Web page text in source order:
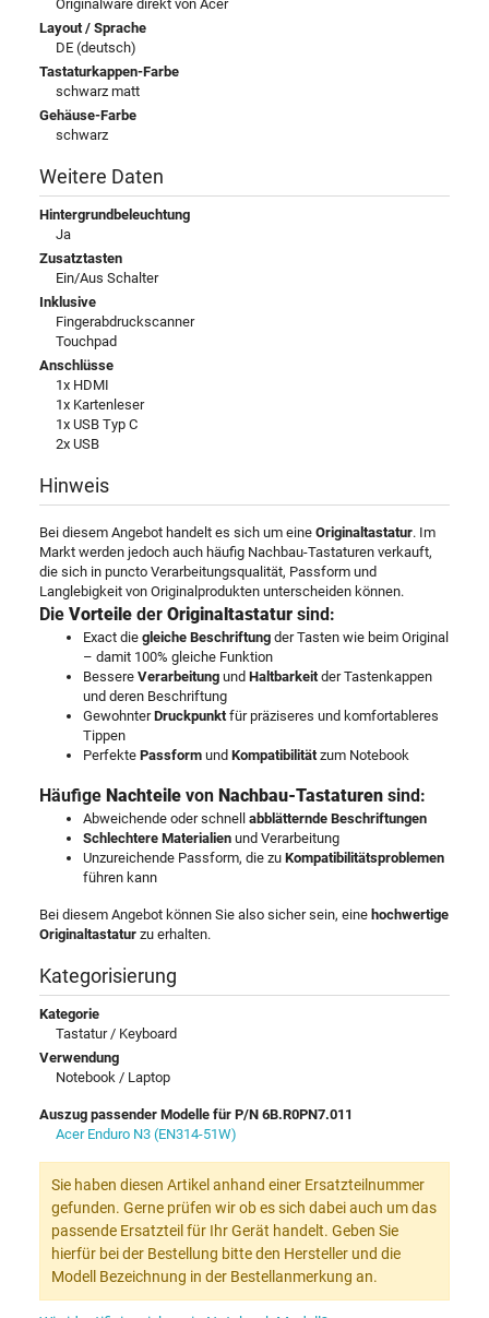
Originalware direkt von Acer
Layout / Sprache
DE (deutsch)
Tastaturkappen-Farbe
schwarz matt
Gehäuse-Farbe
schwarz
Weitere Daten
Hintergrundbeleuchtung
Ja
Zusatztasten
Ein/Aus Schalter
Inklusive
Fingerabdruckscanner
Touchpad
Anschlüsse
1x HDMI
1x Kartenleser
1x USB Typ C
2x USB
Hinweis
Bei diesem Angebot handelt es sich um eine Originaltastatur. Im
Markt werden jedoch auch häufig Nachbau-Tastaturen verkauft,
die sich in puncto Verarbeitungsqualität, Passform und
Langlebigkeit von Originalprodukten unterscheiden können.
Die Vorteile der Originaltastatur sind:
Exact die gleiche Beschriftung der Tasten wie beim Original
– damit 100% gleiche Funktion
Bessere Verarbeitung und Haltbarkeitder Tastenkappen
und deren Beschriftung
GewohnterDruckpunktfür präziseres und komfortableres
Tippen
Perfekte Passform und Kompatibilitätzum Notebook
Häufige Nachteile von Nachbau-Tastaturen sind:
Abweichende oder schnell abblätternde Beschriftungen
Schlechtere Materialien und Verarbeitung
Unzureichende Passform, die zu Kompatibilitätsproblemen
führen kann
Bei diesem Angebot können Sie also sicher sein, eine hochwertige
Originaltastatur zu erhalten.
Kategorisierung
Kategorie
Tastatur / Keyboard
Verwendung
Notebook / Laptop
Auszug passender Modelle für P/N 6B.R0PN7.011
Acer Enduro N3 (EN314-51W)
Sie haben diesen Artikel anhand einer Ersatzteilnummer
gefunden. Gerne prüfen wir ob es sich dabei auch um das
passende Ersatzteil für Ihr Gerät handelt. Geben Sie
hierfür bei der Bestellung bitte den Hersteller und die
Modell Bezeichnung in der Bestellanmerkung an.